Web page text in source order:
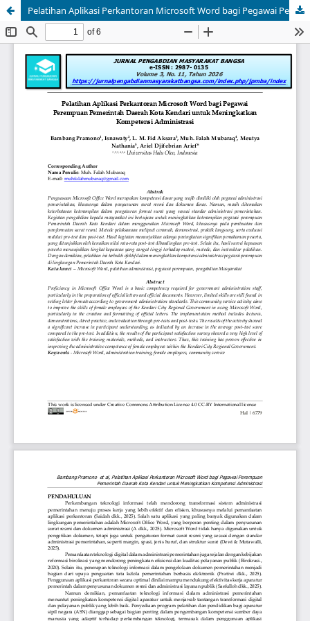
Pelatihan Aplikasi Perkantoran Microsoft Word bagi Pegawai Perempuan Pemerintah Daerah Kota Kendari untuk Meningkatkan Kompetensi Administrasi